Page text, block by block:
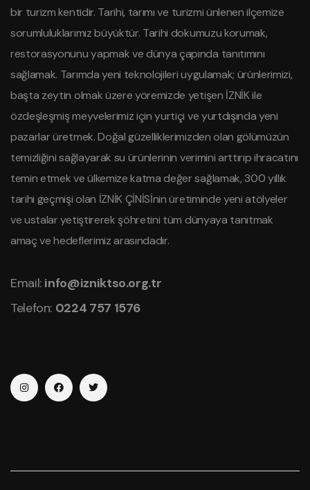
bir turizm kentidir. Tarihi, tarımı ve turizmi ünlenen ilçemize
sorumluluklarımız büyüktür. Tarihi dokumuzu korumak,
restorasyonunu yapmak ve dünya çapında tanıtımını
sağlamak. Tarımda yeni teknolojileri uygulamak; ürünlerimizi,
başta zeytin olmak üzere yöremizde yetişen İZNİK ile
özdeşleşmiş meyvelerimiz için yurtiçi ve yurtdışında yeni
pazarlar üretmek. Doğal güzelliklerimizden olan gölümüzün
temizliğini sağlayarak su ürünlerinin verimini arttırıp ihracatını
temin etmek ve ülkemize katma değer sağlamak, 300 yıllık
tarihi geçmişi olan İZNİK ÇİNİSİnin üretiminde yeni atölyeler
ve ustalar yetiştirerek şöhretini tüm dünyaya tanıtmak
amaç ve hedeflerimiz arasındadır.
Email: info@izniktso.org.tr
Telefon: 0224 757 1576